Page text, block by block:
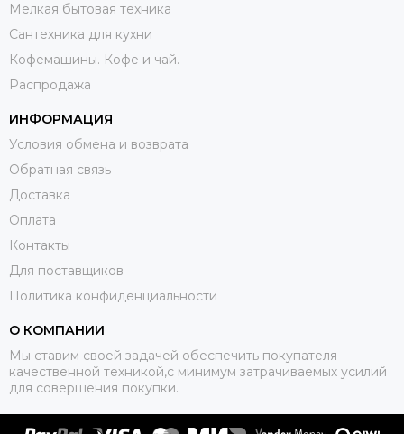
Мелкая бытовая техника
Сантехника для кухни
Кофемашины. Кофе и чай.
Распродажа
ИНФОРМАЦИЯ
Условия обмена и возврата
Обратная связь
Доставка
Оплата
Контакты
Для поставщиков
Политика конфиденциальности
О КОМПАНИИ
Мы ставим своей задачей обеспечить покупателя
качественной техникой,с минимум затрачиваемых усилий
для совершения покупки.